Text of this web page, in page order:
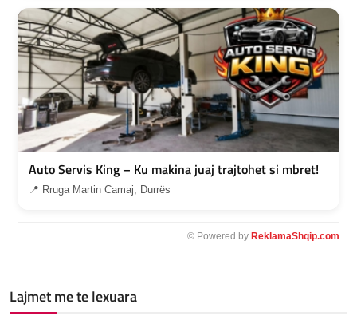
Auto Servis King – Ku makina juaj trajtohet si mbret!
📍 Rruga Martin Camaj, Durrës
© Powered by ReklamaShqip.com
Lajmet me te lexuara